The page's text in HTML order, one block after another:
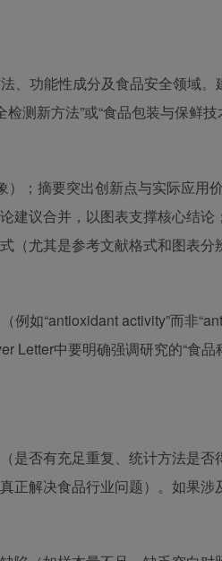
、功能性成分及食品安全领域。
测新方法”或“食品包装与保鲜技
；摘要突出创新点与实际应用
建议合并，以图表支撑核心结论
（尤其是参考文献格式和图表分
如“antioxidant activity”而非
Letter中要明确强调研究的“食品
是否有充足重复、统计方法是否
正解决食品行业问题）。如果涉